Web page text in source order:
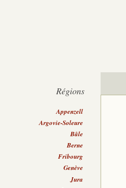
Régions
Appenzell
Argovie-Soleure
Bâle
Berne
Fribourg
Genève
Jura